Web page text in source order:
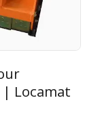
Locamat